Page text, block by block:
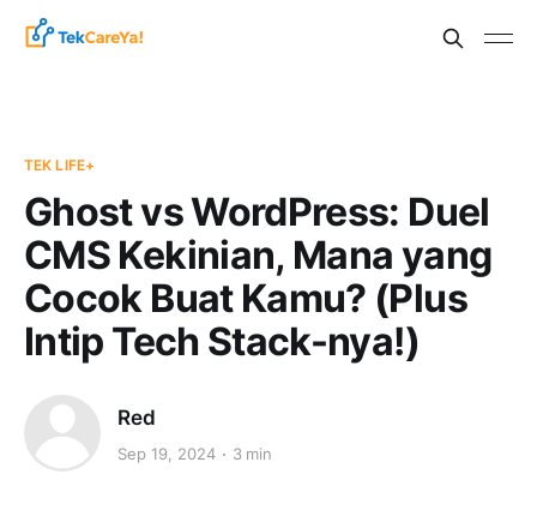
TEK LIFE+
Ghost vs WordPress: Duel
CMS Kekinian, Mana yang
Cocok Buat Kamu? (Plus
Intip Tech Stack-nya!)
Red
Sep 19, 2024 3 min